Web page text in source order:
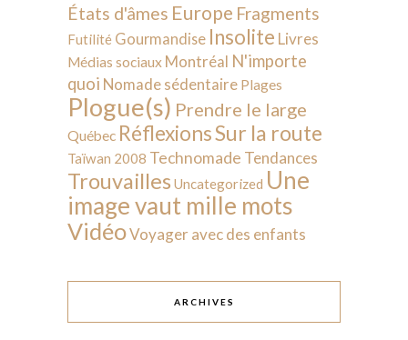
États d'âmes Europe Fragments
Futilité Gourmandise Insolite Livres
Médias sociaux Montréal N'importe
quoi Nomade sédentaire Plages
Plogue(s) Prendre le large
Québec RéflexionsSur la route
Taïwan 2008 Technomade Tendances
Trouvailles Uncategorized Une
image vaut mille mots
VidéoVoyager avec des enfants
ARCHIVES